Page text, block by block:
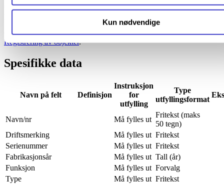
Kun nødvendige
Generelle data for registrering av funksjonelle lokasjoner finner du
Generelle data for registrering av objekter finner du på siden
Registrering av objekter.
Spesifikke data
Navn på felt Definisjon
Instruksjon
for
utfylling
Type
utfyllingsformat
Navn/nr Må fylles ut
Fritekst (maks
50 tegn)
Driftsmerking
Må fylles ut Fritekst
Serienummer
Må fylles ut Fritekst
Fabrikasjonsår
Må fylles ut Tall (år)
Funksjon
Må fylles ut Forvalg
Type
Må fylles ut Fritekst